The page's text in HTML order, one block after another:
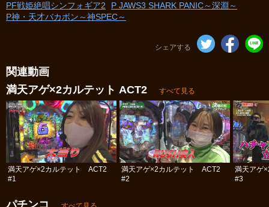
PF戦姫絶唱シンフォギア2
P JAWS3 SHARK PANIC～深淵～
P神・天才バカボン～神SPEC～
シェアする
関連動画
満天アゲ×2カルテット ACT2
すべて見る
満天アゲ×2カルテット ACT2
#1
満天アゲ×2カルテット ACT2
#2
満天アゲ
#3
パチンコ